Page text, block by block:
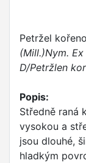
Petržel
(Mill.)Nym.
D/Petržlen
Popis:
Středně raná
vysokou a
jsou dlouhé,
hladkým